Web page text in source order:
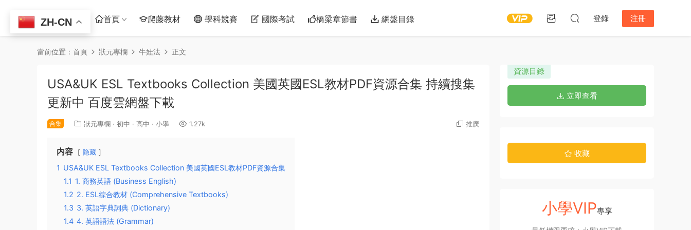
首頁 爬藤教材 學科競賽 國際考試 橋梁章節書 網盤目錄 登錄 注冊
當前位置： 首頁 狀元專欄 牛娃法 正文
USA&UK ESL Textbooks Collection 美國英國ESL教材PDF資源合集 持續搜集
更新中 百度雲網盤下載
合集 狀元專欄 · 初中 · 高中 · 小學 1.27k 推廣
内容 隐藏
1 USA&UK ESL Textbooks Collection 美國英國ESL教材PDF資源合集
1.1 1. 商務英語 (Business English)
1.2 2. ESL綜合教材 (Comprehensive Textbooks)
1.3 3. 英語字典詞典 (Dictionary)
1.4 4. 英語語法 (Grammar)
資源目錄
立即查看
收藏
小學VIP專享
ZH-CN